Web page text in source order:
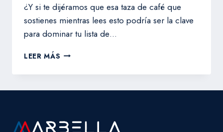
¿Y si te dijéramos que esa taza de café que
sostienes mientras lees esto podría ser la clave
para dominar tu lista de…
LEER MÁS CUÁNTAS
DE
PRODUCTIVO